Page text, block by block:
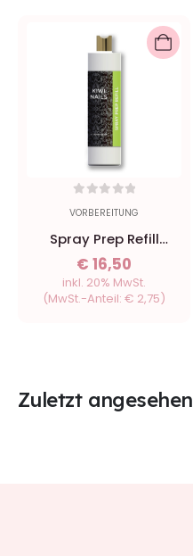
VORBEREITUNG
Spray Prep Refill
500ml - Kiwi Nails
€ 16,50
inkl. 20% MwSt.
(MwSt.-Anteil: € 2,75)
Zuletzt angesehen